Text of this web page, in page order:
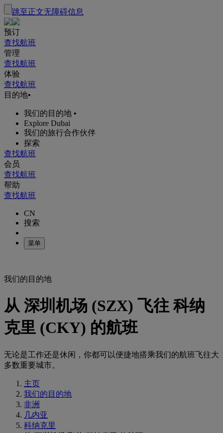
跳至正文无障碍信息
预订
查找航班
管理
查找航班
体验
查找航班
目的地•
我们的目的地 •
Explore Dubai
我们的旅行合作伙伴
探索
查找航班
会员
查找航班
帮助
查找航班
CN
搜索
菜单
我们的目的地
从 深圳机场 (SZX) 飞往 科纳
克里 (CKY) 的航班
无论是工作还是休闲，你都可以便捷地搭乘我们的航班飞往大
多数重要城市。
主页
我们的目的地
非洲
几内亚
科纳克里